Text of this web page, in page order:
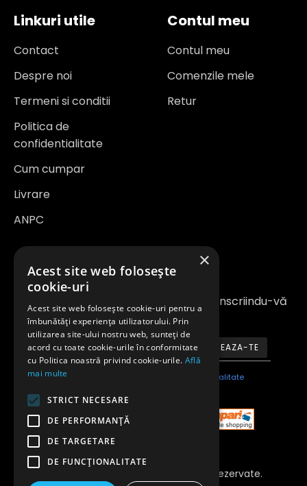
Linkuri utile
Contact
Despre noi
Termeni si conditii
Politica de
confidentialitate
Cum cumpar
Livrare
ANPC
Contul meu
Contul meu
Comenzile mele
Retur
Newsletter
Fiți la curent cu noutățile și promoțiile înscriindu-vă
la newsletter-ul nostru
ABONEAZA-TE
Am citit şi sunt de acord cu Politica de confidentialitate
Copyright 2023 © Toate Drepturile Rezervate.
×
Acest site web folosește
cookie-uri
Acest site web folosește cookie-uri pentru a
îmbunătăți experiența utilizatorului. Prin
utilizarea site-ului nostru web, sunteți de
acord cu toate cookie-urile în conformitate
cu Politica noastră privind cookie-urile. Află
mai multe
STRICT NECESARE
DE PERFORMANȚĂ
DE TARGETARE
DE FUNCŢIONALITATE